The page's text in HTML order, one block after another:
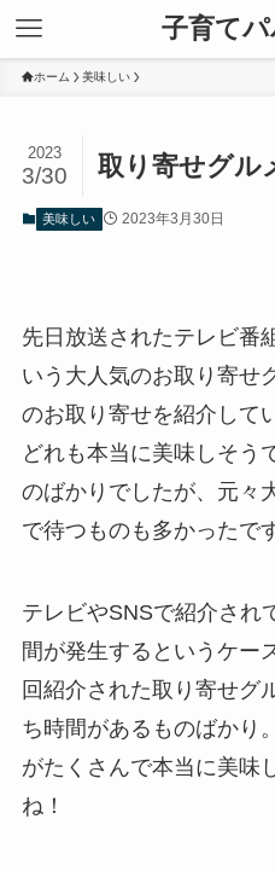
子育て
ホーム 美味しい
取り寄せグル
2023
3/30
美味しい 2023年3月30日
先日放送されたテレビ番
いう大人気のお取り寄せ
のお取り寄せを紹介して
どれも本当に美味しそう
のばかりでしたが、元々
で待つものも多かったで
テレビやSNSで紹介され
間が発生するというケー
回紹介された取り寄せグ
ち時間があるものばかり
がたくさんで本当に美味
ね！